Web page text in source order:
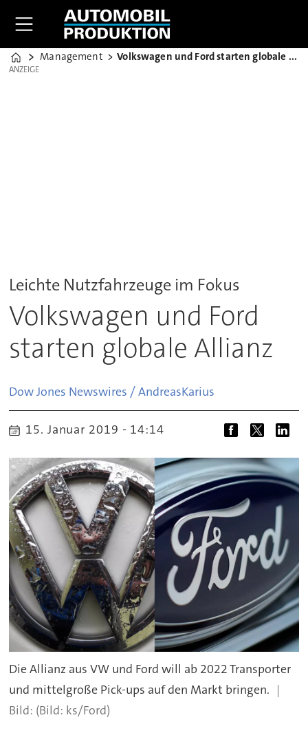
Home
Management Volkswagen und Ford starten globale Allianz
ANZEIGE
ANZEIGE
Leichte Nutzfahrzeuge im Fokus
Volkswagen und Ford
starten globale Allianz
Dow Jones Newswires / AndreasKarius
15. Januar 2019 - 14:14
Die Allianz aus VW und Ford will ab 2022 Transporter
und mittelgroße Pick-ups auf den Markt bringen.
(Bild: ks/Ford)